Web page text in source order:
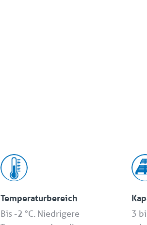
Temperaturbereich
Bis -2 °C. Niedrigere
3